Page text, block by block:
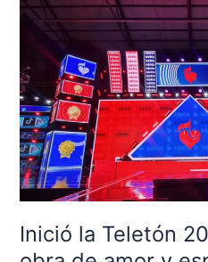
Inició la Teletón
Inició
Teletón
2024,
la
mayor
obra
de
amor
y
esperanza
en